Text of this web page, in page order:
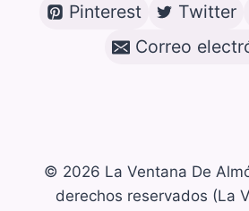
Pinterest
Twitter
Correo
© 2026 La Ventana De
derechos reservados (La